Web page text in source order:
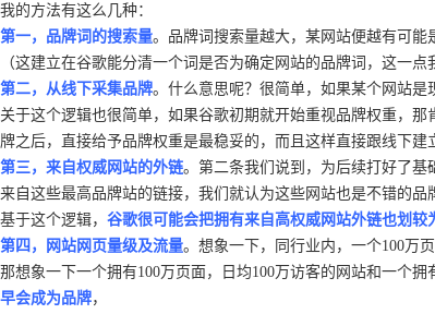
我的方法有这么几种：
第一，品牌词的搜索量。品牌词搜索量越大，某网站便越有可能
（这建立在谷歌能分清一个词是否为确定网站的品牌词，这一
第二， 从线下采集品牌。什么意思呢？很简单，如果某个网站是
关于这个逻辑也很简单，如果谷歌初期就开始重视品牌权重，
牌之后，直接给予品牌权重是最稳妥的，而且这样直接跟线下建
第三，来自权威网站的外链。第二条我们说到，为后续打好了基
来自这些最高品牌站的链接，我们就认为这些网站也是不错的
基于这个逻辑， 谷歌很可能会把拥有来自高权威网站外链也划较
第四，
网站网页量级及流量。想象一下，同行业内，一个100万
那想象一下一个拥有100万页面，日均100万访客的网站和一个
早会成为品牌，